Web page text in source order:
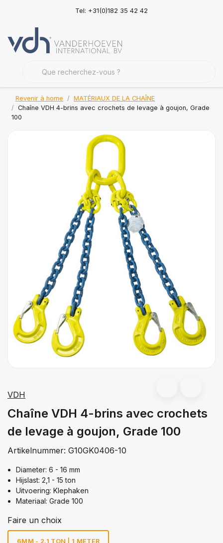
Tel: +31(0)182 35 42 42
Revenir à home
MATÉRIAUX DE LA CHAÎNE
Chaîne VDH 4-brins avec crochets de levage à goujon, Grade
100
VDH
Chaîne VDH 4-brins avec crochets
de levage à goujon, Grade 100
Artikelnummer: G10GK0406-10
Diameter: 6 - 16 mm
Hijslast: 2,1 - 15 ton
Uitvoering: Klephaken
Materiaal: Grade 100
Faire un choix
6MM - 2.1 TON | 1 METER